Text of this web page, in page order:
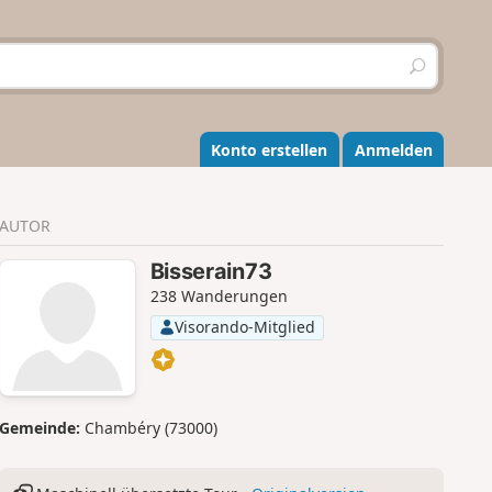
S
u
h
e
n
Konto erstellen Anmelden
AUTOR
Bisserain73
238 Wanderungen
Visorando-Mitglied
Gemeinde: Chambéry (73000)